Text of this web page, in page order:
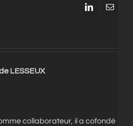
LESSEUX
collaborateur, il a cofondé